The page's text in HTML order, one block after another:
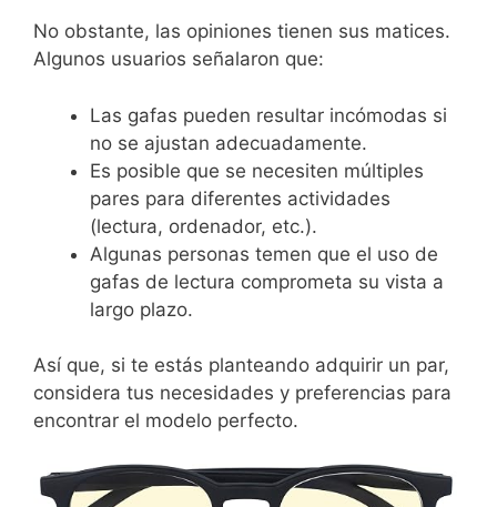
No obstante, las opiniones tienen sus matices.
Algunos usuarios señalaron que:
Las gafas pueden resultar incómodas si
no se ajustan adecuadamente.
Es posible que se necesiten múltiples
pares para diferentes actividades
(lectura, ordenador, etc.).
Algunas personas temen que el uso de
gafas de lectura comprometa su vista a
largo plazo.
Así que, si te estás planteando adquirir un par,
considera tus necesidades y preferencias para
encontrar el modelo perfecto.